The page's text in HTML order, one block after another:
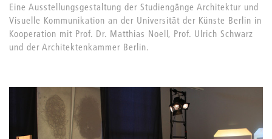
Eine Ausstellungsgestaltung der Studiengänge Architektur und
Visuelle Kommunikation an der Universität der Künste Berlin in
Kooperation mit Prof. Dr. Matthias Noell, Prof. Ulrich Schwarz
und der Architektenkammer Berlin.